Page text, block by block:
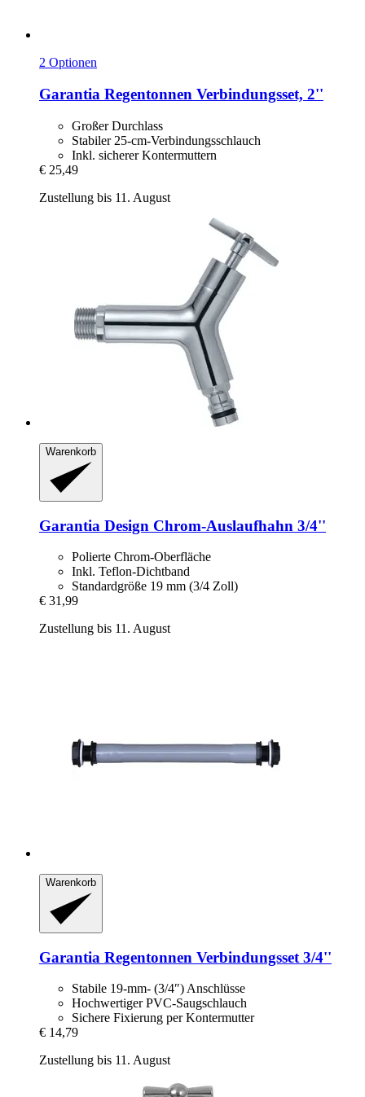
2 Optionen
Garantia Regentonnen Verbindungsset, 2''
Großer Durchlass
Stabiler 25-cm-Verbindungsschlauch
Inkl. sicherer Kontermuttern
€ 25,49
Zustellung bis 11. August
Warenkorb
Garantia Design Chrom-​Auslaufhahn 3/4''
Polierte Chrom-Oberfläche
Inkl. Teflon-Dichtband
Standardgröße 19 mm (3/4 Zoll)
€ 31,99
Zustellung bis 11. August
Warenkorb
Garantia Regentonnen Verbindungsset 3/4''
Stabile 19-mm- (3/4″) Anschlüsse
Hochwertiger PVC-Saugschlauch
Sichere Fixierung per Kontermutter
€ 14,79
Zustellung bis 11. August